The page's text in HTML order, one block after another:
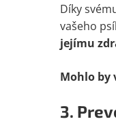
Díky
vašeho
jejímu
Mohlo by
3.